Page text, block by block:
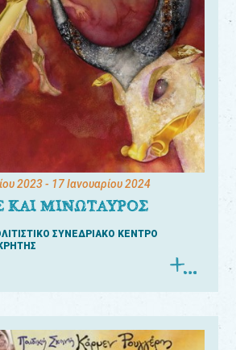
2023- 17 Ιανουαρίου 2024
ΚΑΙ ΜΙΝΩΤΑΥΡΟΣ
ΣΥΝΕΔΡΙΑΚΟ ΚΕΝΤΡΟ